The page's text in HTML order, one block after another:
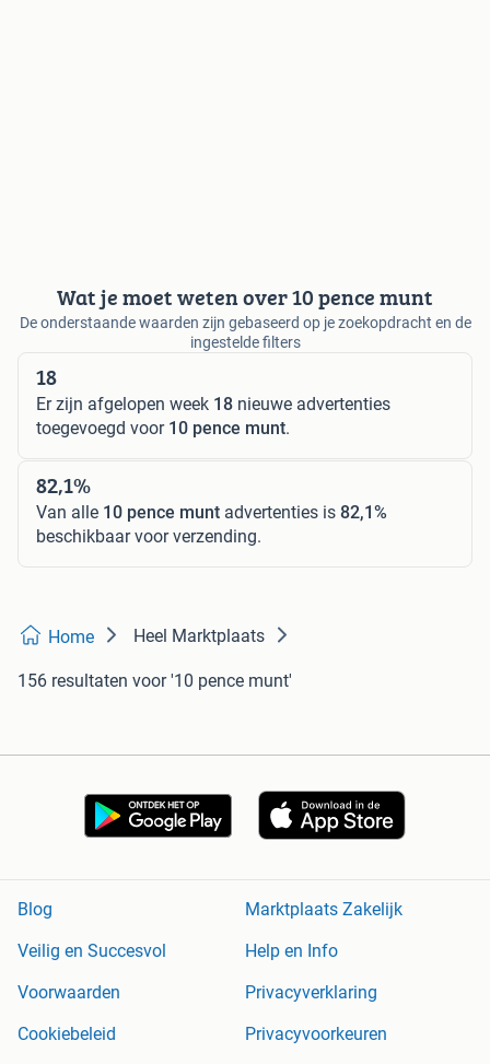
Wat je moet weten over 10 pence munt
De onderstaande waarden zijn gebaseerd op je zoekopdracht en de
ingestelde filters
18
Er zijn afgelopen week 18 nieuwe advertenties
toegevoegd voor 10 pence munt.
82,1%
Van alle 10 pence munt advertenties is 82,1%
beschikbaar voor verzending.
Home Heel Marktplaats
156 resultaten voor '10 pence munt'
Blog
Marktplaats Zakelijk
Veilig en Succesvol
Help en Info
Voorwaarden
Privacyverklaring
Cookiebeleid
Privacyvoorkeuren